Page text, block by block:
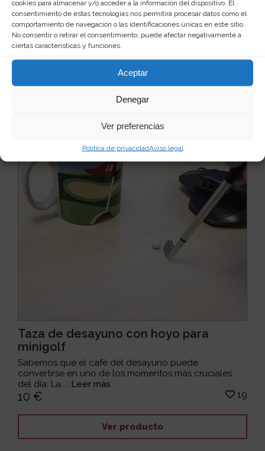
cookies para almacenar y/o acceder a la información del dispositivo. El
consentimiento de estas tecnologías nos permitirá procesar datos como el
comportamiento de navegación o las identificaciones únicas en este sitio.
No consentir o retirar el consentimiento, puede afectar negativamente a
ciertas características y funciones.
Aceptar
Denegar
Ver preferencias
Política de privacidadAviso legal
Taza de café váter
Si no eres nada aprensivo y la delicadeza no es lo
tuyo, ahora tienes la taza perfecta para acompaña...
Leer más
15 €
Ver producto
Taza de desayuno con hoyo para
minigolf
Sabemos que el café del desayuno puede
convertirse en uno de los momentos más cruciales
del día. La ... Leer más
10 € 19
Ver producto